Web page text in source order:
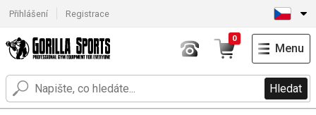
Přihlášení Registrace
Hledat
0
Menu